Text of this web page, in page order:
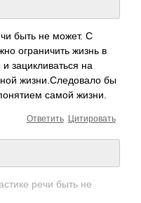
быть не может. С
ограничить жизнь в
зацикливаться на
жизни.Следовало бы
самой жизни.
Цитировать
Ответить
речи быть не